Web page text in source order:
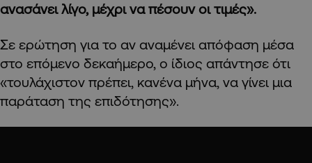
ανασάνει λίγο, μέχρι να πέσουν οι τιμές».
Σε ερώτηση για το αν αναμένει απόφαση μέσα
στο επόμενο δεκαήμερο, ο ίδιος απάντησε ότι
«τουλάχιστον πρέπει, κανένα μήνα, να γίνει μια
παράταση της επιδότησης».